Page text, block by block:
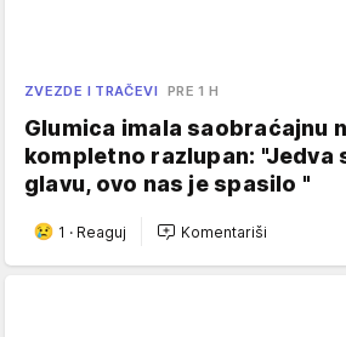
ZVEZDE I TRAČEVI PRE 1 H
Glumica imala saobraćajnu
kompletno razlupan: "Jedva
glavu, ovo nas je spasilo "
1 · Reaguj Komentariši